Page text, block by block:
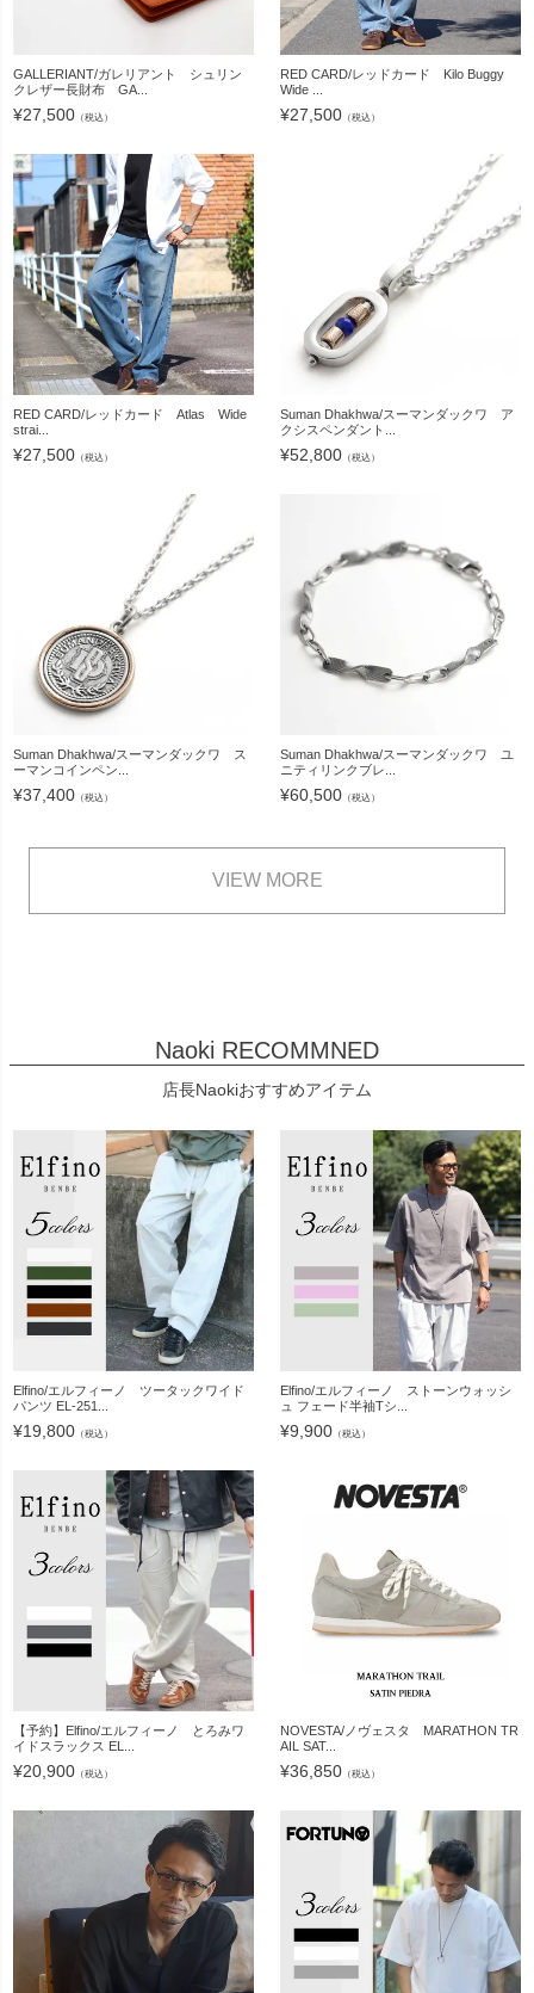
GALLERIANT/ガレリアント シュリン
クレザー長財布 GA...
¥27,500 （税込）
RED CARD/レッドカード Kilo Buggy
Wide ...
¥27,500 （税込）
RED CARD/レッドカード Atlas Wide
strai...
¥27,500 （税込）
Suman Dhakhwa/スーマンダックワ ア
クシスペンダント...
¥52,800 （税込）
Suman Dhakhwa/スーマンダックワ ス
ーマンコインペン...
¥37,400 （税込）
Suman Dhakhwa/スーマンダックワ ユ
ニティリンクブレ...
¥60,500 （税込）
VIEW MORE
Naoki RECOMMNED
店長Naokiおすすめアイテム
Elfino/エルフィーノ ツータックワイド
パンツ EL-251...
¥19,800 （税込）
Elfino/エルフィーノ ストーンウォッシ
ュ フェード半袖Tシ...
¥9,900 （税込）
【予約】Elfino/エルフィーノ とろみワ
イドスラックス EL...
¥20,900 （税込）
NOVESTA/ノヴェスタ MARATHON TR
AIL SAT...
¥36,850 （税込）